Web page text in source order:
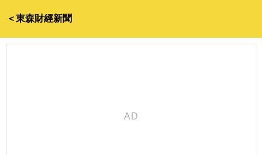
＜東森財經新聞